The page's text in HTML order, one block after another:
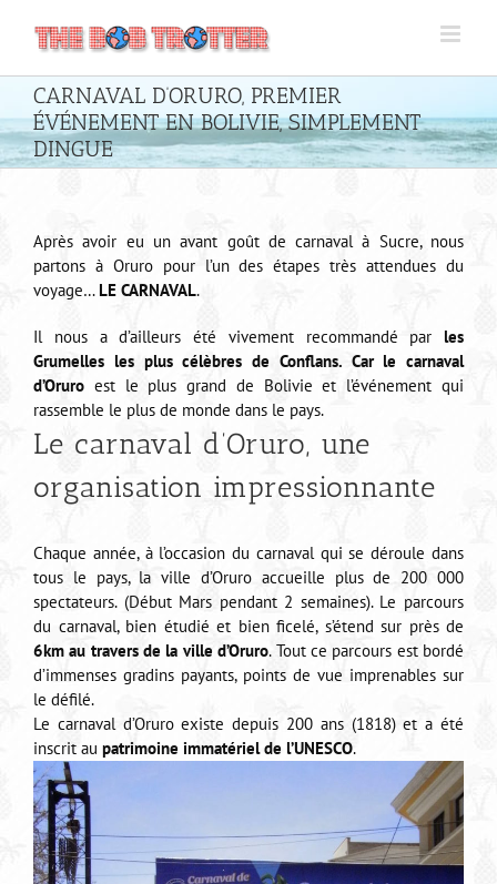
contenu
CARNAVAL D’ORURO, PREMIER
ÉVÉNEMENT EN BOLIVIE, SIMPLEMENT
DINGUE
Après avoir eu un avant goût de carnaval à Sucre, nous
partons à Oruro pour l’un des étapes très attendues du
voyage… LE CARNAVAL.
Il nous a d’ailleurs été vivement recommandé par les
Grumelles les plus célèbres de Conflans. Car le carnaval
d’Oruro est le plus grand de Bolivie et l’événement qui
rassemble le plus de monde dans le pays.
Le carnaval d’Oruro, une
organisation impressionnante
Chaque année, à l’occasion du carnaval qui se déroule dans
tous le pays, la ville d’Oruro accueille plus de 200 000
spectateurs. (Début Mars pendant 2 semaines). Le parcours
du carnaval, bien étudié et bien ficelé, s’étend sur près de
6km au travers de la ville d’Oruro. Tout ce parcours est bordé
d’immenses gradins payants, points de vue imprenables sur
le défilé.
Le carnaval d’Oruro existe depuis 200 ans (1818) et a été
inscrit au patrimoine immatériel de l’UNESCO.